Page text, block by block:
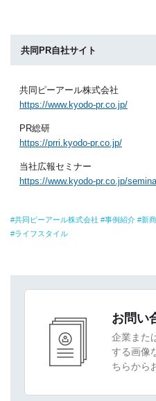
共同PR自社サイト
共同ピーアール株式会社
https://www.kyodo-pr.co.jp/
PR総研
https://prri.kyodo-pr.co.jp/
当社広報セミナー
https://www.kyodo-pr.co.jp/
共同ピーアール株式会社 事例紹介 新
ライフスタイル
お問い
企業また
する画像
ちらから